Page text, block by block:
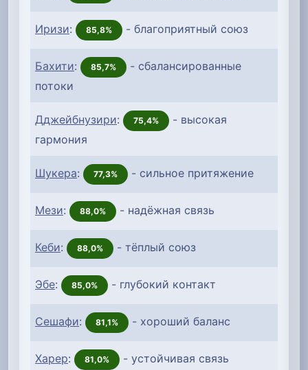
Иризи: 85,8% - благоприятный союз
Бахити: 85,7%
- сбалансированные
потоки
Дджейбнузири: 75,4%
- высокая
гармония
Шукера: 77,3% - сильное притяжение
Мези: 88,0% - надёжная связь
Кеби: 88,0% - тёплый союз
Эбе: 85,0% - глубокий контакт
Сешафи: 81,1% - хороший баланс
Харер: 81,0% - устойчивая связь